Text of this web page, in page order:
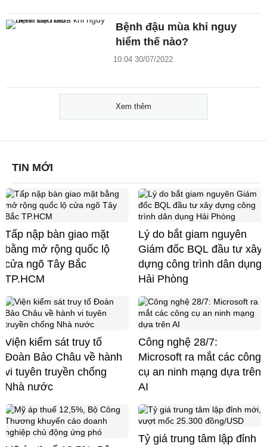
Bệnh đậu mùa khỉ nguy
hiểm thế nào?
10:04 30/07/2022
Xem thêm
TIN MỚI
Tấp nập bàn giao mặt
bằng mở rộng quốc lộ
cửa ngõ Tây Bắc
TP.HCM
Lý do bắt giam nguyên
Giám đốc BQL đầu tư xây
dựng công trình dân dụng
Hải Phòng
Viện kiểm sát truy tố
Đoàn Bảo Châu về hành
vi tuyên truyền chống
Nhà nước
Công nghệ 28/7:
Microsoft ra mắt các công
cụ an ninh mạng dựa trên
AI
Tỷ giá trung tâm lập đỉnh